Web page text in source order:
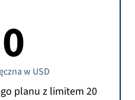
w USD
planu z limitem 20